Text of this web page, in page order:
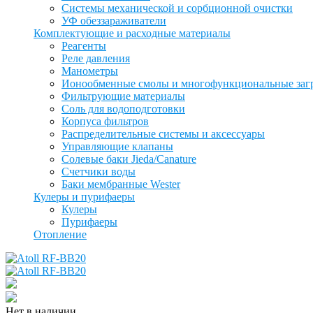
Системы механической и сорбционной очистки
УФ обеззараживатели
Комплектующие и расходные материалы
Реагенты
Реле давления
Манометры
Ионообменные смолы и многофункциональные
Фильтрующие материалы
Соль для водоподготовки
Корпуса фильтров
Распределительные системы и аксессуары
Управляющие клапаны
Солевые баки Jieda/Canature
Счетчики воды
Баки мембранные Wester
Кулеры и пурифаеры
Кулеры
Пурифаеры
Отопление